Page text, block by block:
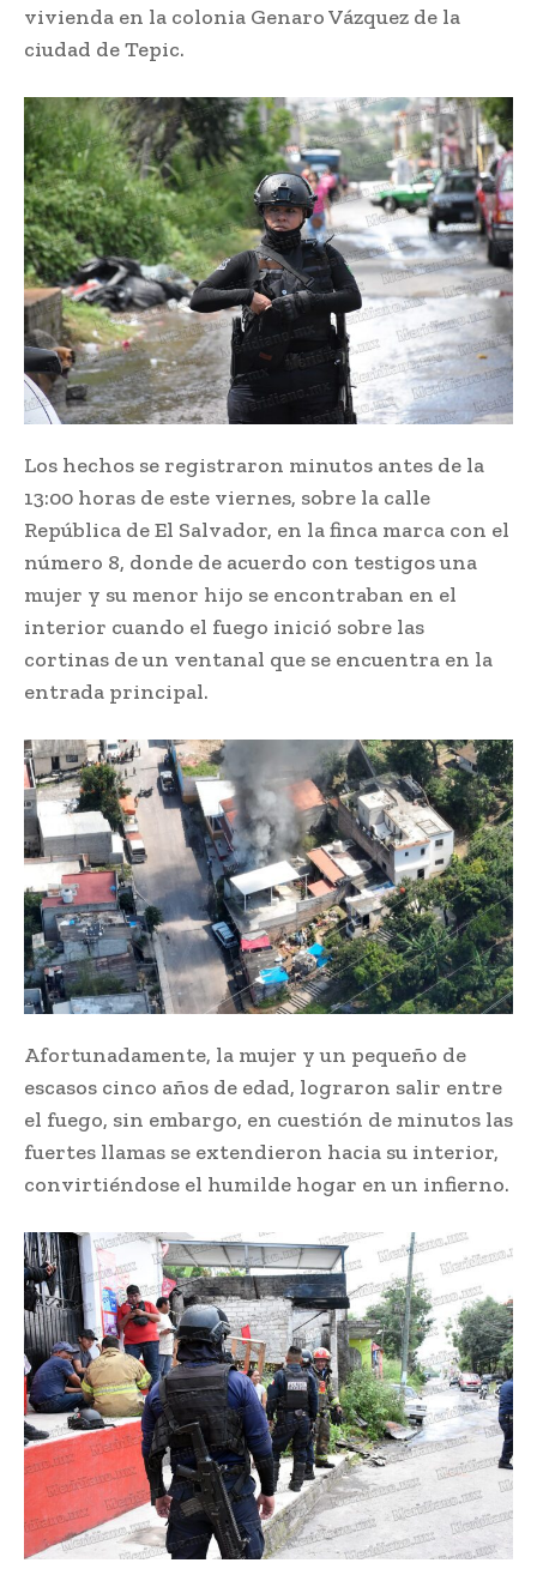
vivienda en la colonia Genaro Vázquez de la
ciudad de Tepic.
Los hechos se registraron minutos antes de la
13:00 horas de este viernes, sobre la calle
República de El Salvador, en la finca marca con el
número 8, donde de acuerdo con testigos una
mujer y su menor hijo se encontraban en el
interior cuando el fuego inició sobre las
cortinas de un ventanal que se encuentra en la
entrada principal.
Afortunadamente, la mujer y un pequeño de
escasos cinco años de edad, lograron salir entre
el fuego, sin embargo, en cuestión de minutos las
fuertes llamas se extendieron hacia su interior,
convirtiéndose el humilde hogar en un infierno.